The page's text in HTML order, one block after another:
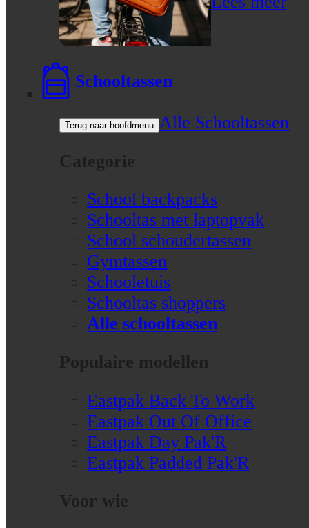
Schooltassen
Terug naar hoofdmenu Alle Schooltassen
Categorie
School backpacks
Schooltas met laptopvak
School schoudertassen
Gymtassen
Schooletuis
Schooltas shoppers
Alle schooltassen
Populaire modellen
Eastpak Back To Work
Eastpak Out Of Office
Eastpak Day Pak'R
Eastpak Padded Pak'R
Voor wie